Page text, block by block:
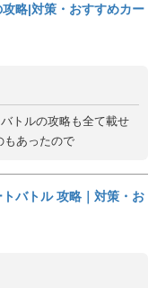
略|対策・おすすめカー
トルの攻略も全て載せ
もあったので
バトル 攻略｜対策・お